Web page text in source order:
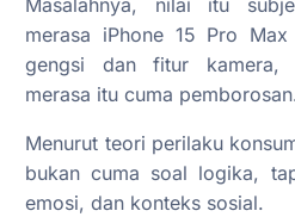
Masalahnya, nilai itu
merasa iPhone 15 Pro
gengsi dan fitur kamera,
merasa itu cuma
Menurut teori perilaku
bukan cuma soal logika,
emosi, dan konteks sosial.